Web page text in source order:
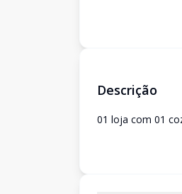
Descrição
01 loja com 01